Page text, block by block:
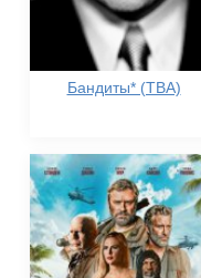
Бандиты* (TBA)